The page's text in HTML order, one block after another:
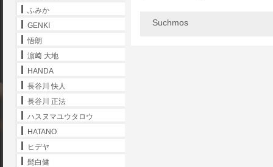
Suchmos
ふみか
GENKI
悟朗
濵﨑 大地
HANDA
長谷川 快人
長谷川 正法
ハスヌマユウタロウ
HATANO
ヒデヤ
髭白健